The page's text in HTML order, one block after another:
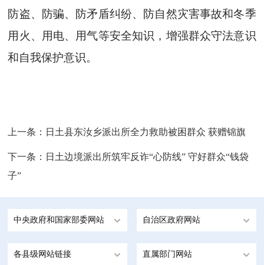
防盗、防骗、防矛盾纠纷、防自然灾害事故和冬季
用火、用电、用气等安全知识，增强群众守法意识
和自我保护意识。
上一条： 日土县东汝乡派出所全力救助被困群众 获赠锦旗
下一条： 日土边境派出所筑牢反诈“心防线” 守好群众“钱袋
子”
中央政府和国家部委网站 自治区政府网站
各县级网站链接 直属部门网站